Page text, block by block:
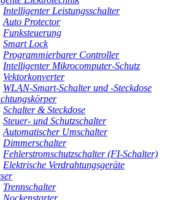
Intelligenter Leistungsschalter
Auto Protector
Funksteuerung
Smart Lock
Programmierbarer Controller
Intelligenter Mikrocomputer-Schutz
Vektorkonverter
WLAN-Smart-Schalter und -Steckdose
Schalter & Steckdose
Steuer- und Schutzschalter
Automatischer Umschalter
Dimmerschalter
Fehlerstromschutzschalter (FI-Schalter)
Elektrische Verdrahtungsgeräte
Trennschalter
Nockenstarter